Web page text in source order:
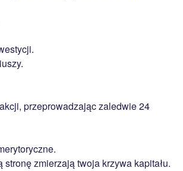
przeprowadzając zaledwie 24
zmierzają twoja krzywa kapitału.